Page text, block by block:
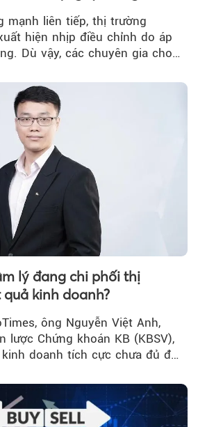
mạnh liên tiếp, thị trường
hiện nhịp điều chỉnh do áp
Dù vậy, các chuyên gia cho
lý đang chi phối thị
kinh doanh?
ông Nguyễn Việt Anh,
lược Chứng khoán KB (KBSV),
doanh tích cực chưa đủ để